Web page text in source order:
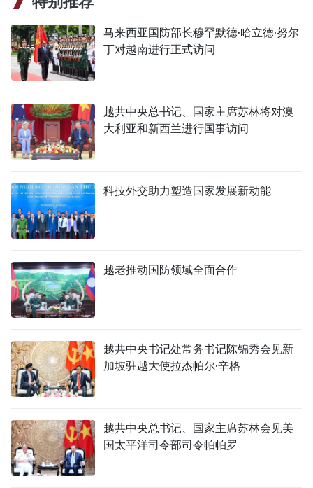
马来西亚国防部长穆罕默德·哈立德·努尔
丁对越南进行正式访问
越共中央总书记、国家主席苏林将对澳
大利亚和新西兰进行国事访问
科技外交助力塑造国家发展新动能
越老推动国防领域全面合作
越共中央书记处常务书记陈锦秀会见新
加坡驻越大使拉杰帕尔·辛格
越共中央总书记、国家主席苏林会见美
国太平洋司令部司令帕帕罗